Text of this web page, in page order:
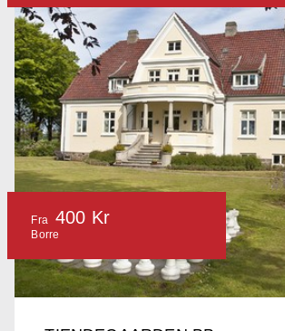
Fra 400 Kr
Borre